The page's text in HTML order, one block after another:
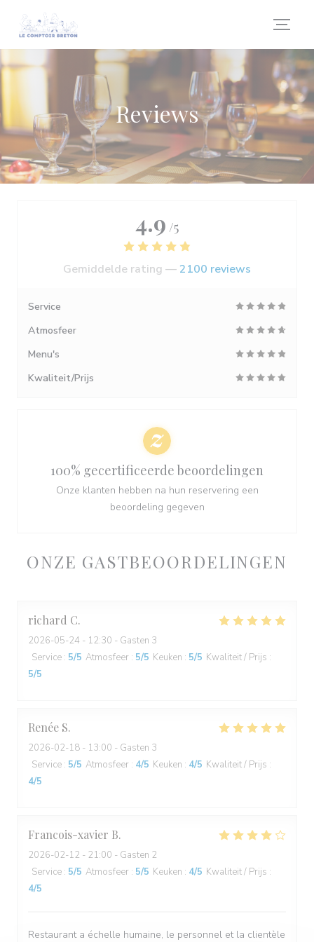
Reviews
ONZE GASTBEOORDELINGEN
richard C
2026-05-24 - 12:30 - Gasten 3
Service : 5/5 Atmosfeer : 5/5 Keuken : 5/5 Kwaliteit / Prijs :
5/5
Renée S
2026-02-18 - 13:00 - Gasten 3
Service : 5/5 Atmosfeer : 4/5 Keuken : 4/5 Kwaliteit / Prijs :
4/5
Francois-xavier B
2026-02-12 - 21:00 - Gasten 2
Service : 5/5 Atmosfeer : 5/5 Keuken : 4/5 Kwaliteit / Prijs :
4/5
Restaurant a échelle humaine, le personnel et la clientèle
4.9 /5
Gemiddelde rating —2100 reviews
Service
Atmosfeer
Menu's
Kwaliteit/Prijs
100% gecertificeerde beoordelingen
Onze klanten hebben na hun reservering een
beoordeling gegeven